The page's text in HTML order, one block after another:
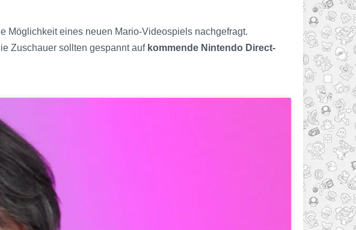
Möglichkeit eines neuen Mario-Videospiels nachgefragt.
Zuschauer sollten gespannt auf kommende Nintendo Direct-